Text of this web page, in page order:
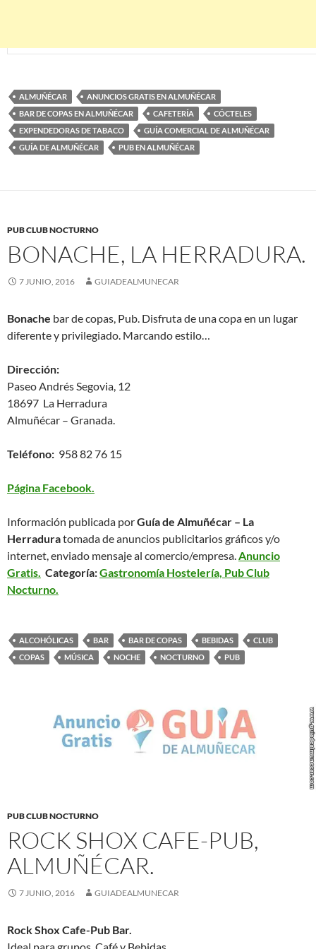
ALMUÑÉCAR
ANUNCIOS GRATIS EN ALMUÑÉCAR
BAR DE COPAS EN ALMUÑÉCAR
CAFETERÍA
CÓCTELES
EXPENDEDORAS DE TABACO
GUÍA COMERCIAL DE ALMUÑÉCAR
GUÍA DE ALMUÑÉCAR
PUB EN ALMUÑÉCAR
PUB CLUB NOCTURNO
BONACHE, LA HERRADURA.
7 JUNIO, 2016 GUIADEALMUNECAR
Bonache bar de copas, Pub. Disfruta de una copa en un lugar
diferente y privilegiado. Marcando estilo…
Dirección:
Paseo Andrés Segovia, 12
18697 La Herradura
Almuñécar – Granada.
Teléfono: 958 82 76 15
Página Facebook.
Información publicada porGuía de Almuñécar – La
Herraduratomada de anuncios publicitarios gráficos y/o
internet, enviado mensaje al comercio/empresa. Anuncio
Gratis. Categoría:Gastronomía Hostelería, Pub Club
Nocturno.
ALCOHÓLICAS BAR BAR DE COPAS BEBIDAS
CLUB
COPAS
MÚSICA NOCHE NOCTURNO PUB
PUB CLUB NOCTURNO
ROCK SHOX CAFE-PUB,
ALMUÑÉCAR.
7 JUNIO, 2016 GUIADEALMUNECAR
Rock Shox Cafe-Pub Bar.